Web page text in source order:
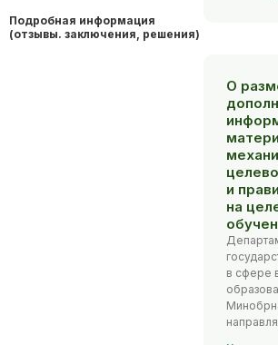
Подробная информация
(отзывы. заключения, решения)
О
и
на
в сфере